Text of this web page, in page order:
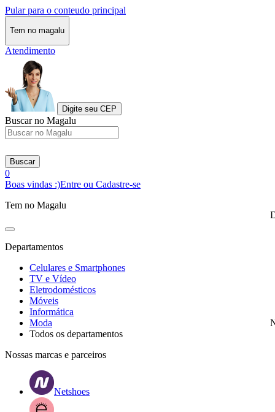
Pular para o conteudo principal
Tem no magalu
Atendimento
Digite seu CEP
Buscar no Magalu
Buscar
0
Boas vindas :)Entre ou Cadastre-se
Tem no Magalu
Departamentos
Celulares e Smartphones
TV e Vídeo
Eletrodomésticos
Móveis
Informática
Moda
Todos os departamentos
Nossas marcas e parceiros
Netshoes